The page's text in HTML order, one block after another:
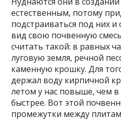
естественным, потому
подстраиваться под них
вид свою почвенную
считать такой: в равных
луговую земля, речной
каменную крошку. Для
держал воду кирпичной
летом у нас повыше, чем в
быстрее. Вот этой
промежутки между